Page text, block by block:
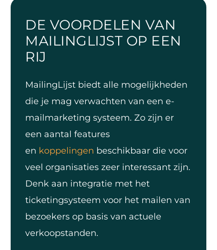
DE VOORDELEN VAN
MAILINGLIJST OP EEN
RIJ
MailingLijst biedt alle mogelijkheden
die je mag verwachten van een e-
mailmarketing systeem. Zo zijn er
een aantal features
en koppelingen beschikbaar die voor
veel organisaties zeer interessant zijn.
Denk aan integratie met het
ticketingsysteem voor het mailen van
bezoekers op basis van actuele
verkoopstanden.